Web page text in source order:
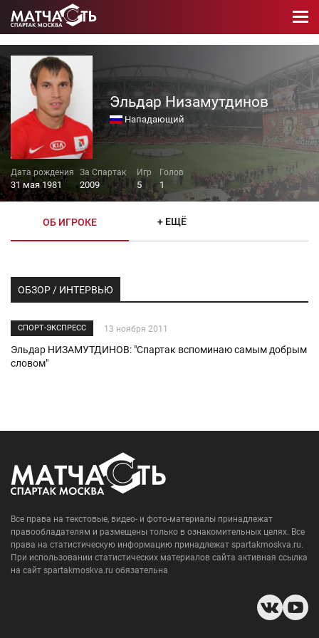
Эльдар Низамутдинов
Нападающий
31 мая 1981 2009 5 1
ОБ ИГРОКЕ + ЕЩЁ
ОБЗОР / ИНТЕРВЬЮ
СПОРТ-ЭКСПРЕСС 13 ноября 2011
Эльдар НИЗАМУТДИНОВ: "Спартак вспоминаю самым добрым
словом"
Все права на текстовые, видео- и фото-материалы принадлежат
правообладателям и размещены только в ознакомительных целях. Все
права на статистическую информацию принадлежат spartakmoskva.ru.
При использовании статистических материалов сайта активная ссылка
на сайт spartakmoskva.ru обязательна